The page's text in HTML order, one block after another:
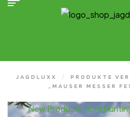
JAGDLUXX /
PRODUKTE
„MAUSER MESSER
New Products from